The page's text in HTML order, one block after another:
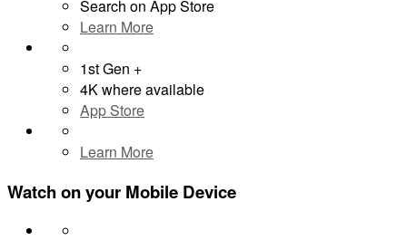
Search on App Store
Learn More
1st Gen +
4K where available
App Store
Learn More
Watch on your Mobile Device